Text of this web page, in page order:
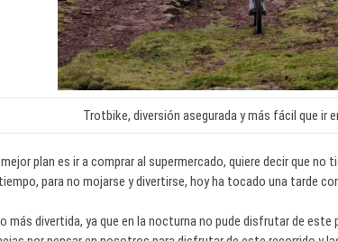
Trotbike, diversión asegurada y más fácil que ir
plan es ir a comprar al supermercado, quiere decir que
para no mojarse y divertirse, hoy ha tocado una tarde
más divertida, ya que en la nocturna no pude disfrutar de